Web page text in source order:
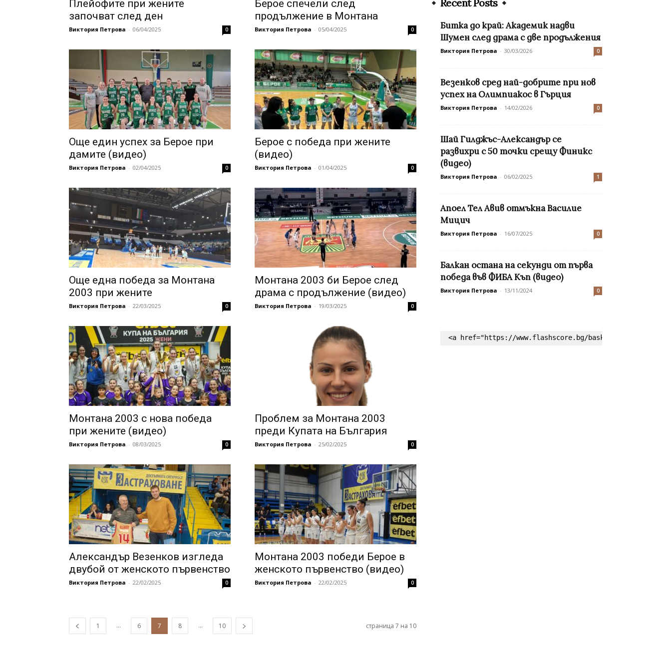
Плейофите при жените
започват след ден
Виктория Петрова - 06/04/2025 0
Берое спечели след
продължение в Монтана
Виктория Петрова - 05/04/2025 0
Oще един успех за Берое при
дамите (видео)
Виктория Петрова - 02/04/2025 0
Берое с победа при жените
(видео)
Виктория Петрова - 01/04/2025 0
Oще една победа за Монтана
2003 при жените
Виктория Петрова - 22/03/2025 0
Монтана 2003 би Берое след
драма с продължение (видео)
Виктория Петрова - 19/03/2025 0
Монтана 2003 с нова победа
при жените (видео)
Виктория Петрова - 08/03/2025 0
Проблем за Монтана 2003
преди Купата на България
Виктория Петрова - 25/02/2025 0
Александър Везенков изгледа
двубой от женското първенство
Виктория Петрова - 22/02/2025 0
Монтана 2003 победи Берое в
женското първенство (видео)
Виктория Петрова - 22/02/2025 0
1 ... 6 7 8 ... 10 страница 7 на 10
Recent Posts
Битка до край: Академик надви
Шумен след драма с две продължения
Виктория Петрова - 30/03/2026 0
Везенков сред най-добрите при нов
успех на Олимпиакос в Гърция
Виктория Петрова - 14/02/2026 0
Шай Гилджъс-Александър се
развихри с 50 точки срещу Финикс
(видео)
Виктория Петрова - 06/02/2025 1
Aпоел Тел Авив отмъкна Василие
Мицич
Виктория Петрова - 16/07/2025 0
Балкан остана на секунди от първа
победа във ФИБА Къп (видео)
Виктория Петрова - 13/11/2024 0
<a href="https://www.flashscore.bg/basketball/"